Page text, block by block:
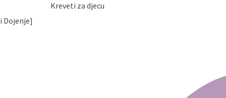
Kreveti za djecu
Dojenje]